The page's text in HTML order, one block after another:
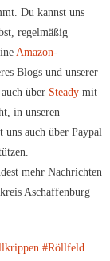
Du kannst uns
regelmäßig
Amazon-
Blogs und unserer
über Steadymit
in unseren
auch über Paypal
mehr Nachrichten
Aschaffenburg
#Röllfeld